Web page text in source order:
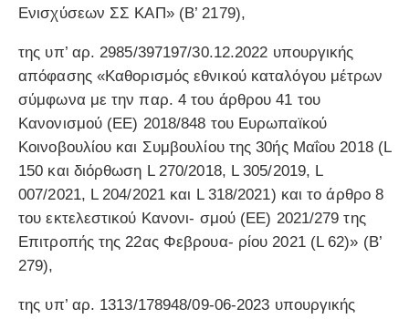
Ενισχύσεων ΣΣ ΚΑΠ» (Β’ 2179),
της υπ’ αρ. 2985/397197/30.12.2022 υπουργικής
απόφασης «Καθορισμός εθνικού καταλόγου μέτρων
σύμφωνα με την παρ. 4 του άρθρου 41 του
Κανονισμού (ΕΕ) 2018/848 του Ευρωπαϊκού
Κοινοβουλίου και Συμβουλίου της 30ής Μαΐου 2018 (L
150 και διόρθωση L 270/2018, L 305/2019, L
007/2021, L 204/2021 και L 318/2021) και το άρθρο 8
του εκτελεστικού Κανονι- σμού (ΕΕ) 2021/279 της
Επιτροπής της 22ας Φεβρουα- ρίου 2021 (L 62)» (Β’
279),
της υπ’ αρ. 1313/178948/09-06-2023 υπουργικής